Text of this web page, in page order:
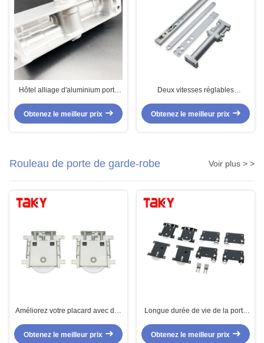
Hôtel alliage d'aluminium porte
Porte Automatique
Obtenez le meilleur prix
Deux vitesses réglables
ouverte Mouvement silencieux
pour le poids maximal de la porte
Obtenez le meilleur prix
Rouleau de porte de garde-robe Voir plus > >
Améliorez votre placard avec des
coulissante de 1,5 mm silencieux
Obtenez le meilleur prix
Longue durée de vie de la porte
roues pour le montage du
Obtenez le meilleur prix